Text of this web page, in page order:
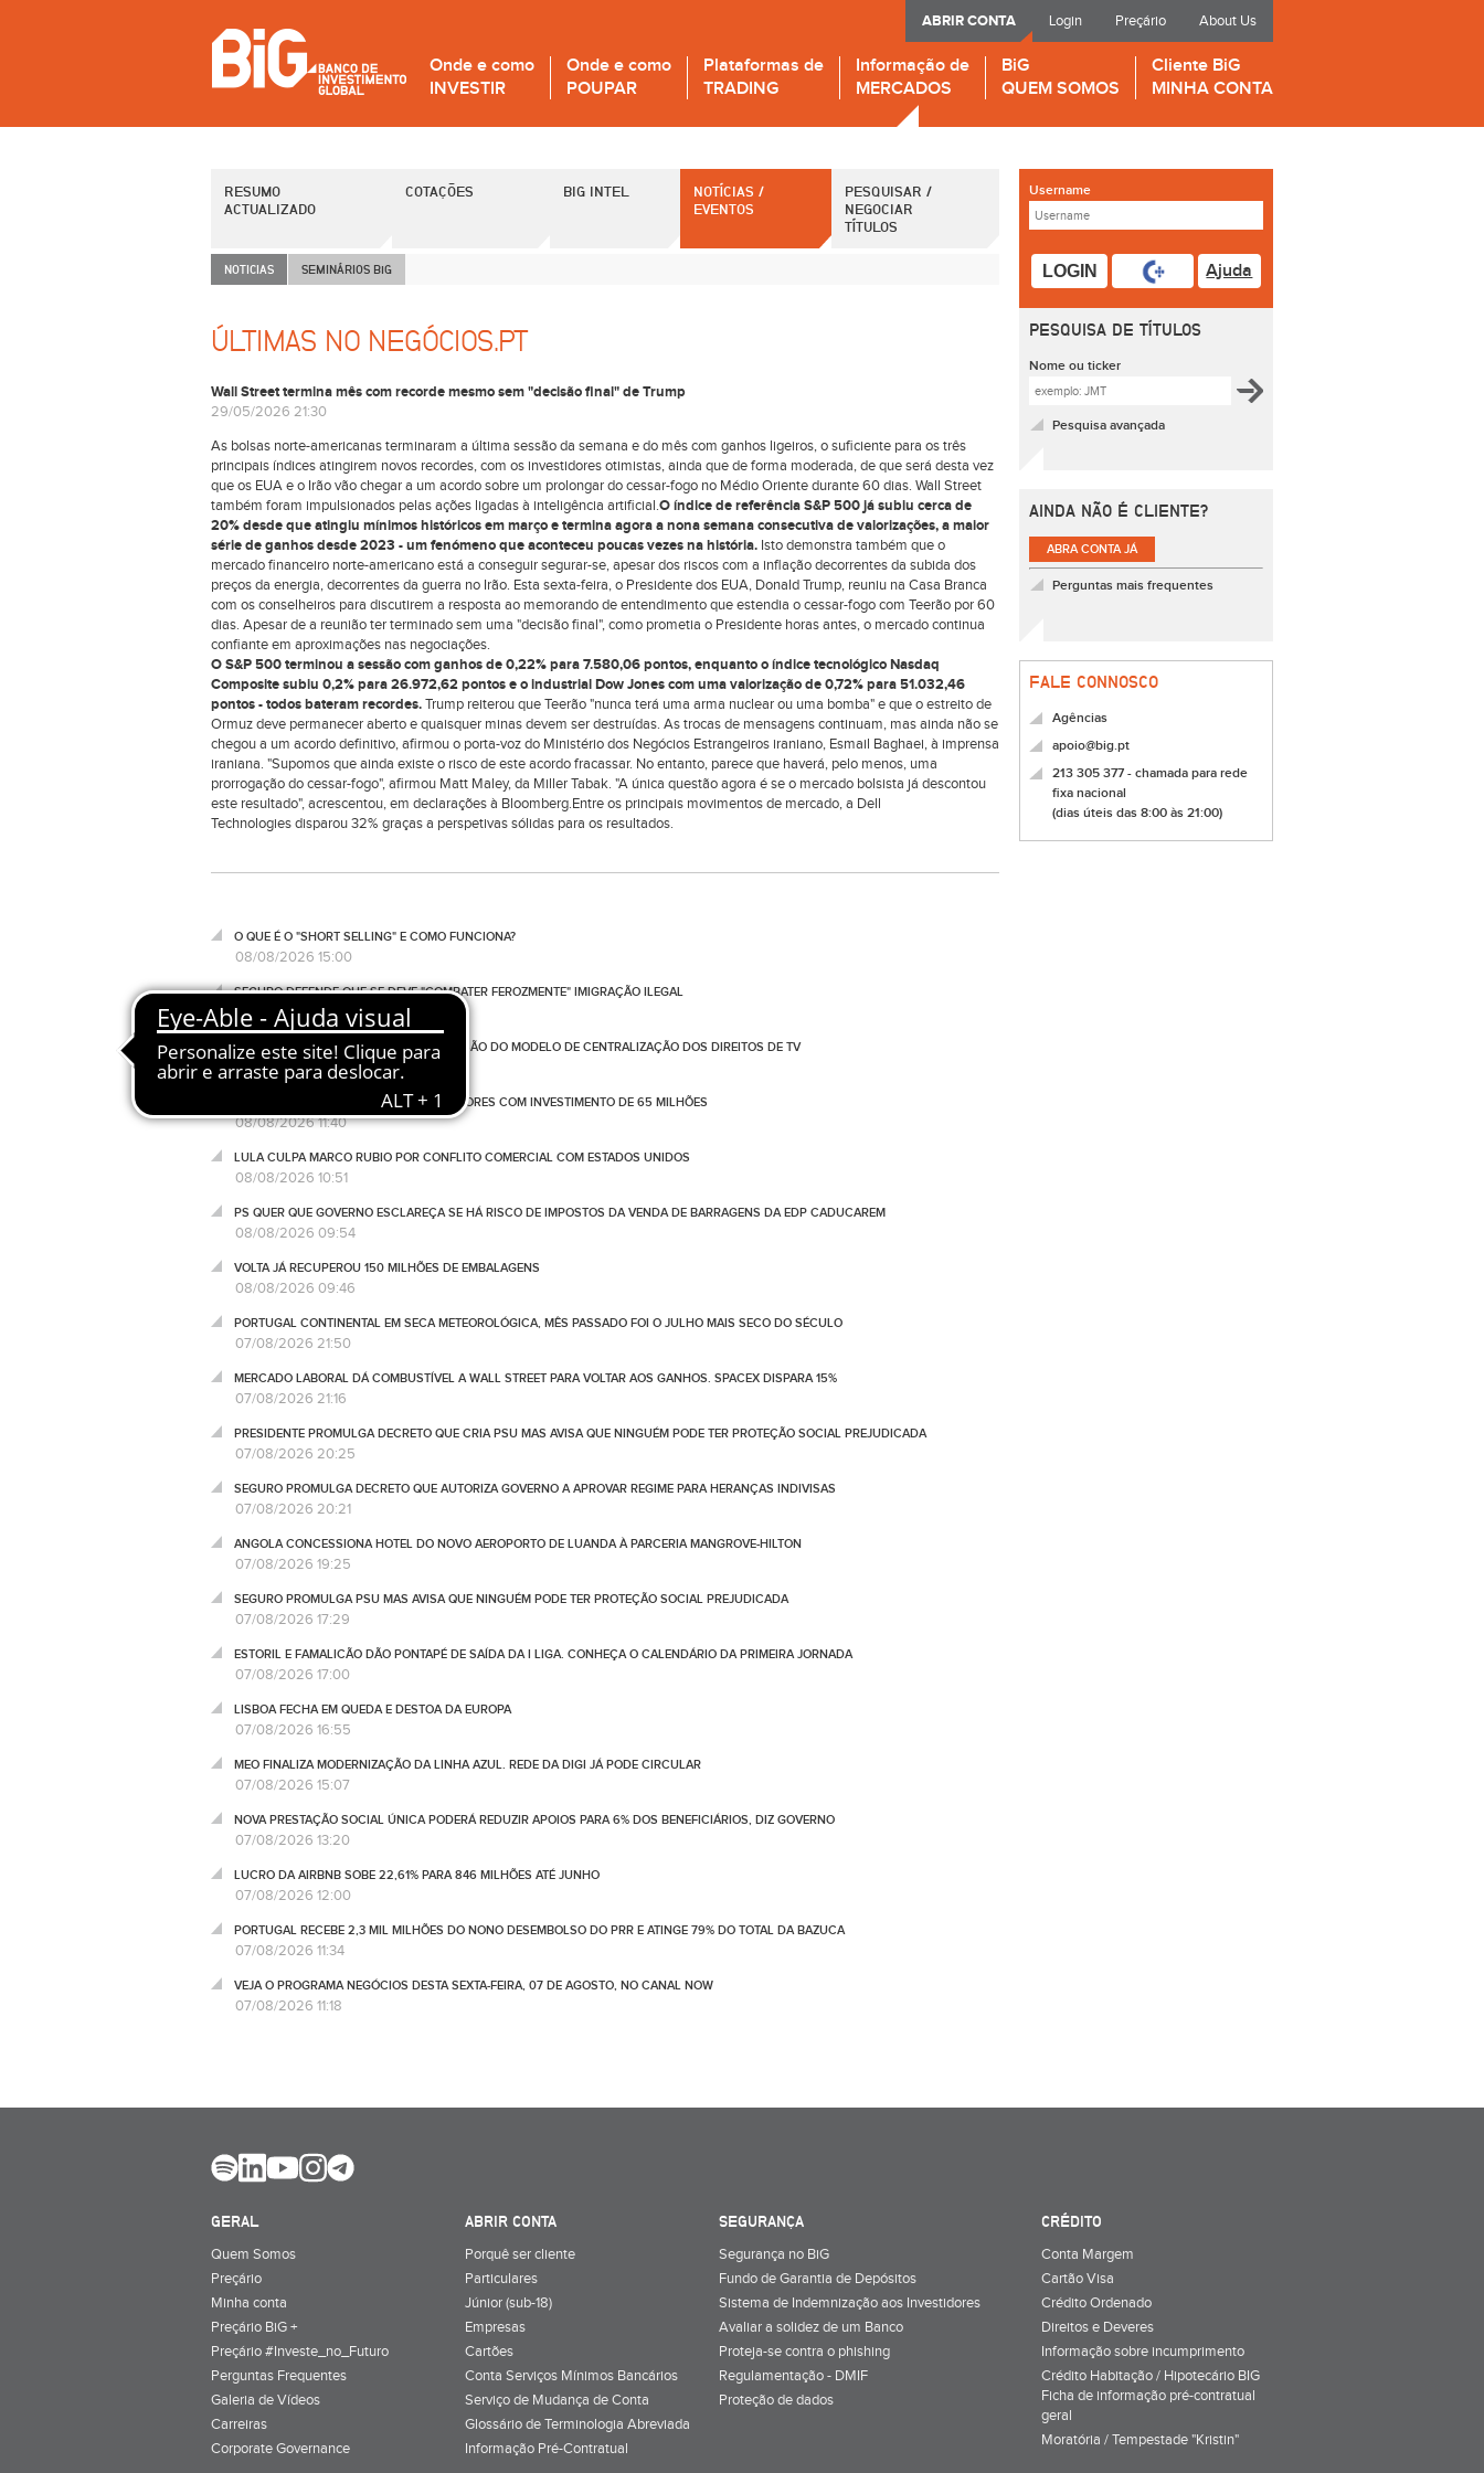
Login Preçário About Us
ABRIR CONTA
Onde e como
INVESTIR
Onde e como
POUPAR
Plataformas de
TRADING
Informação de
MERCADOS
BiG
QUEM SOMOS
Cliente BiG
MINHA CONTA
RESUMO
ACTUALIZADO
COTAÇÕES BIG INTEL
NOTÍCIAS /
EVENTOS
PESQUISAR /
NEGOCIAR
TÍTULOS
NOTICIAS SEMINÁRIOS BiG
ÚLTIMAS NO NEGÓCIOS.PT
Wall Street termina mês com recorde mesmo sem "decisão final" de Trump
29/05/2026 21:30
As bolsas norte-americanas terminaram a última sessão da semana e do mês com ganhos ligeiros, o suficiente para os três
principais índices atingirem novos recordes, com os investidores otimistas, ainda que de forma moderada, de que será desta vez
que os EUA e o Irão vão chegar a um acordo sobre um prolongar do cessar-fogo no Médio Oriente durante 60 dias. Wall Street
também foram impulsionados pelas ações ligadas à inteligência artificial.O índice de referência S&P 500 já subiu cerca de
20% desde que atingiu mínimos históricos em março e termina agora a nona semana consecutiva de valorizações, a maior
série de ganhos desde 2023 - um fenómeno que aconteceu poucas vezes na história. Isto demonstra também que o
mercado financeiro norte-americano está a conseguir segurar-se, apesar dos riscos com a inflação decorrentes da subida dos
preços da energia, decorrentes da guerra no Irão. Esta sexta-feira, o Presidente dos EUA, Donald Trump, reuniu na Casa Branca
com os conselheiros para discutirem a resposta ao memorando de entendimento que estendia o cessar-fogo com Teerão por 60
dias. Apesar de a reunião ter terminado sem uma "decisão final", como prometia o Presidente horas antes, o mercado continua
confiante em aproximações nas negociações.
O S&P 500 terminou a sessão com ganhos de 0,22% para 7.580,06 pontos, enquanto o índice tecnológico Nasdaq
Composite subiu 0,2% para 26.972,62 pontos e o industrial Dow Jones com uma valorização de 0,72% para 51.032,46
pontos - todos bateram recordes.Trump reiterou que Teerão "nunca terá uma arma nuclear ou uma bomba" e que o estreito de
Ormuz deve permanecer aberto e quaisquer minas devem ser destruídas. As trocas de mensagens continuam, mas ainda não se
chegou a um acordo definitivo, afirmou o porta-voz do Ministério dos Negócios Estrangeiros iraniano, Esmail Baghaei, à imprensa
iraniana. "Supomos que ainda existe o risco de este acordo fracassar. No entanto, parece que haverá, pelo menos, uma
prorrogação do cessar-fogo", afirmou Matt Maley, da Miller Tabak. "A única questão agora é se o mercado bolsista já descontou
este resultado", acrescentou, em declarações à Bloomberg.Entre os principais movimentos de mercado, a Dell
Technologies disparou 32% graças a perspetivas sólidas para os resultados.
O QUE É O "SHORT SELLING" E COMO FUNCIONA?
08/08/2026 15:00
SEGURO DEFENDE QUE SE DEVE "COMBATER FEROZMENTE" IMIGRAÇÃO ILEGAL
08/08/2026 14:46
BENFICA LANÇA PETIÇÃO PELA SUSPENSÃO DO MODELO DE CENTRALIZAÇÃO DOS DIREITOS DE TV
08/08/2026 12:20
PRR FINANCIA 767 HABITAÇÕES NOS AÇORES COM INVESTIMENTO DE 65 MILHÕES
08/08/2026 11:40
LULA CULPA MARCO RUBIO POR CONFLITO COMERCIAL COM ESTADOS UNIDOS
08/08/2026 10:51
PS QUER QUE GOVERNO ESCLAREÇA SE HÁ RISCO DE IMPOSTOS DA VENDA DE BARRAGENS DA EDP CADUCAREM
08/08/2026 09:54
VOLTA JÁ RECUPEROU 150 MILHÕES DE EMBALAGENS
08/08/2026 09:46
PORTUGAL CONTINENTAL EM SECA METEOROLÓGICA, MÊS PASSADO FOI O JULHO MAIS SECO DO SÉCULO
07/08/2026 21:50
MERCADO LABORAL DÁ COMBUSTÍVEL A WALL STREET PARA VOLTAR AOS GANHOS. SPACEX DISPARA 15%
07/08/2026 21:16
PRESIDENTE PROMULGA DECRETO QUE CRIA PSU MAS AVISA QUE NINGUÉM PODE TER PROTEÇÃO SOCIAL PREJUDICADA
07/08/2026 20:25
SEGURO PROMULGA DECRETO QUE AUTORIZA GOVERNO A APROVAR REGIME PARA HERANÇAS INDIVISAS
07/08/2026 20:21
ANGOLA CONCESSIONA HOTEL DO NOVO AEROPORTO DE LUANDA À PARCERIA MANGROVE-HILTON
07/08/2026 19:25
SEGURO PROMULGA PSU MAS AVISA QUE NINGUÉM PODE TER PROTEÇÃO SOCIAL PREJUDICADA
07/08/2026 17:29
ESTORIL E FAMALICÃO DÃO PONTAPÉ DE SAÍDA DA I LIGA. CONHEÇA O CALENDÁRIO DA PRIMEIRA JORNADA
07/08/2026 17:00
LISBOA FECHA EM QUEDA E DESTOA DA EUROPA
07/08/2026 16:55
MEO FINALIZA MODERNIZAÇÃO DA LINHA AZUL. REDE DA DIGI JÁ PODE CIRCULAR
07/08/2026 15:07
NOVA PRESTAÇÃO SOCIAL ÚNICA PODERÁ REDUZIR APOIOS PARA 6% DOS BENEFICIÁRIOS, DIZ GOVERNO
07/08/2026 13:20
LUCRO DA AIRBNB SOBE 22,61% PARA 846 MILHÕES ATÉ JUNHO
07/08/2026 12:00
PORTUGAL RECEBE 2,3 MIL MILHÕES DO NONO DESEMBOLSO DO PRR E ATINGE 79% DO TOTAL DA BAZUCA
07/08/2026 11:34
VEJA O PROGRAMA NEGÓCIOS DESTA SEXTA-FEIRA, 07 DE AGOSTO, NO CANAL NOW
07/08/2026 11:18
Username
LOGIN Ajuda
PESQUISA DE TÍTULOS
Nome ou ticker
Pesquisa avançada
AINDA NÃO É CLIENTE?
ABRA CONTA JÁ
Perguntas mais frequentes
FALE CONNOSCO
Agências
apoio@big.pt
213 305 377 - chamada para rede
fixa nacional
(dias úteis das 8:00 às 21:00)
GERAL
Quem Somos
Preçário
Minha conta
Preçário BiG +
Preçário #Investe_no_Futuro
Perguntas Frequentes
Galeria de Vídeos
Carreiras
Corporate Governance
ABRIR CONTA
Porquê ser cliente
Particulares
Júnior (sub-18)
Empresas
Cartões
Conta Serviços Mínimos Bancários
Serviço de Mudança de Conta
Glossário de Terminologia Abreviada
Informação Pré-Contratual
SEGURANÇA
Segurança no BiG
Fundo de Garantia de Depósitos
Sistema de Indemnização aos Investidores
Avaliar a solidez de um Banco
Proteja-se contra o phishing
Regulamentação - DMIF
Proteção de dados
CRÉDITO
Conta Margem
Cartão Visa
Crédito Ordenado
Direitos e Deveres
Informação sobre incumprimento
Crédito Habitação / Hipotecário BIG
Ficha de informação pré-contratual
geral
Moratória / Tempestade "Kristin"